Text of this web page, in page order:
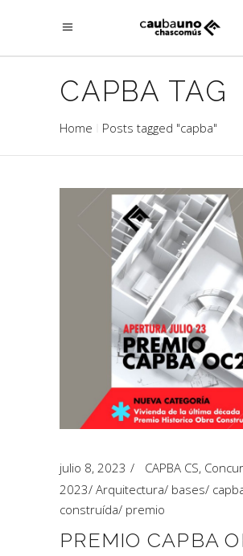
CAPBA TAG
Home Posts tagged "capba"
julio 8, 2023 CAPBA CS,
2023/ Arquitectura/ bases/
construída/ premio
PREMIO CAPBA